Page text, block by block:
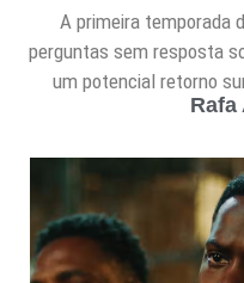
A primeira temporada
perguntas sem resposta
um potencial retorno
Rafa